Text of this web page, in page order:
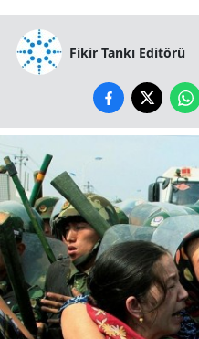
Fikir Tankı Editörü